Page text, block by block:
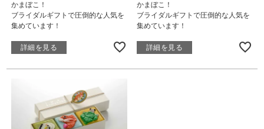
かまぼこ！
ブライダルギフトで圧倒的な人気を
集めています！
詳細を見る
かまぼこ！
ブライダルギフトで圧倒的な人気を
集めています！
詳細を見る